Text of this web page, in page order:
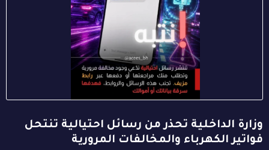
وزارة الداخلية تحذر من رسائل احتيالية تنتحل
فواتير الكهرباء والمخالفات المرورية